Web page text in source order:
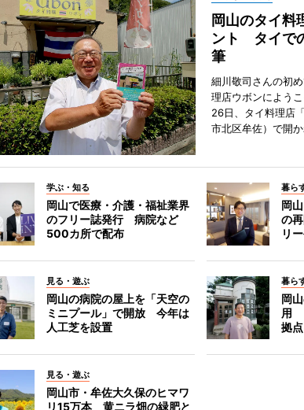
岡山のタイ料
ント タイで
筆
細川敬司さんの初
理店ウボンによう
26日、タイ料理店
市北区牟佐）で開か
学ぶ・知る
岡山で医療・介護・福祉業界
のフリー誌発行 病院など
500カ所で配布
暮ら
岡
の
リ
見る・遊ぶ
岡山の病院の屋上を「天空の
ミニプール」で開放 今年は
人工芝を設置
暮ら
岡
用
拠
見る・遊ぶ
岡山市・牟佐大久保のヒマワ
リ15万本 黄ニラ畑の緑肥と